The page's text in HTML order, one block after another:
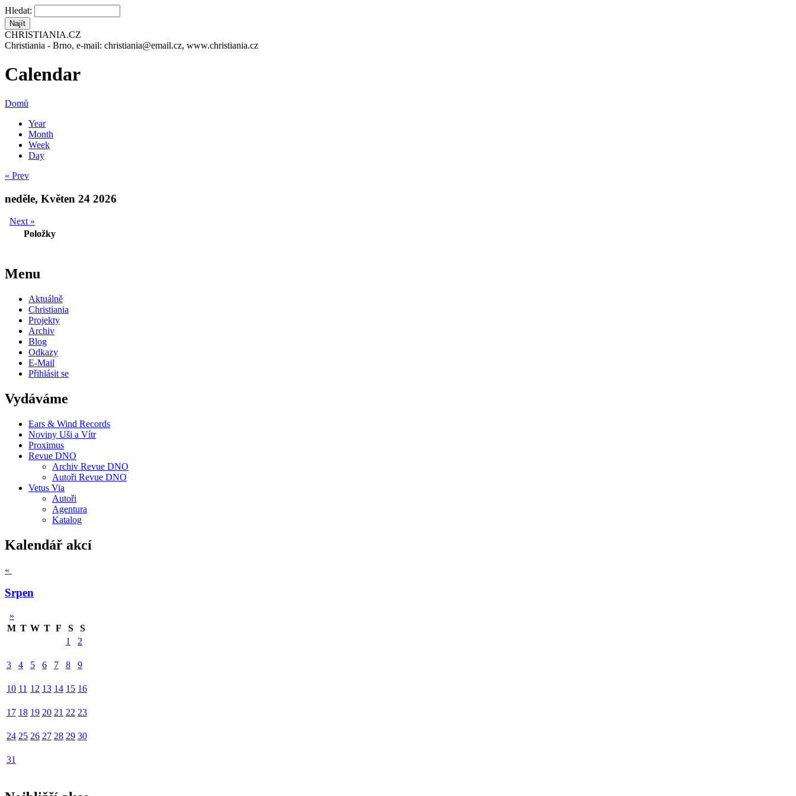
Hledat:
CHRISTIANIA.CZ
Christiania - Brno, e-mail: christiania@email.cz, www.christiania.cz
Calendar
Domů
Year
Month
Week
Day
« Prev
neděle, Květen 24 2026
Next »
Položky
Menu
Aktuálně
Christiania
Projekty
Archiv
Blog
Odkazy
E-Mail
Přihlásit se
Vydáváme
Ears & Wind Records
Noviny Uši a Vítr
Proximus
Revue DNO
Archiv Revue DNO
Autoři Revue DNO
Vetus Via
Autoři
Agentura
Katalog
Kalendář akcí
«
Srpen
»
M T W T F S
S
1
2
3 4 5 6 7 8 9
10 11 12 13 14 15 16
17 18 19 20 21 22 23
24 25 26 27 28 29 30
31